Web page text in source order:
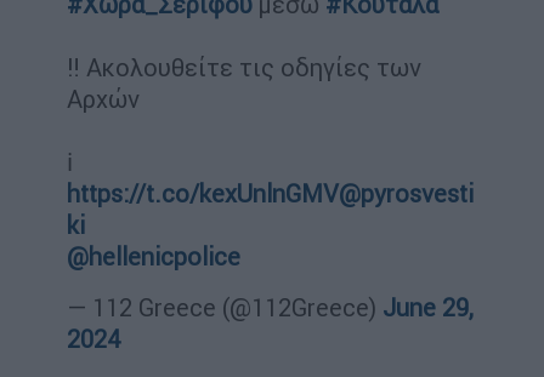
‼️ Ακολουθείτε τις οδηγίες των
Αρχών
ℹ️
https://t.co/kexUnlnGMV@pyrosvesti
ki
@hellenicpolice
— 112 Greece (@112Greece) June 29,
2024